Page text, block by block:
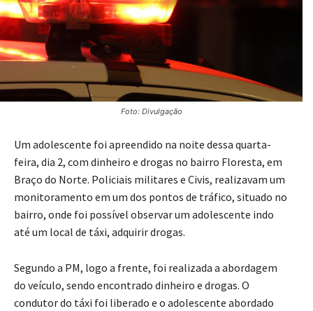
Foto: Divulgação
Um adolescente foi apreendido na noite dessa quarta-
feira, dia 2, com dinheiro e drogas no bairro Floresta, em
Braço do Norte. Policiais militares e Civis, realizavam um
monitoramento em um dos pontos de tráfico, situado no
bairro, onde foi possível observar um adolescente indo
até um local de táxi, adquirir drogas.
Segundo a PM, logo a frente, foi realizada a abordagem
do veículo, sendo encontrado dinheiro e drogas. O
condutor do táxi foi liberado e o adolescente abordado